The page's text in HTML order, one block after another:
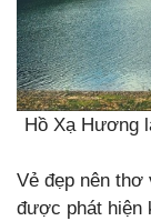
Hồ Xạ Hương
Vẻ đẹp nên
được phát hiện